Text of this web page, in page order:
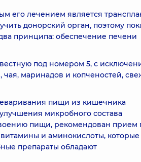
его лечением является
донорский орган, поэтому
принципа: обеспечение печени
под номером 5, с
маринадов и копченостей,
пищи из кишечника
микробного состава
пищи, рекомендован прием
витамины и аминокислоты, которые
препараты обладают